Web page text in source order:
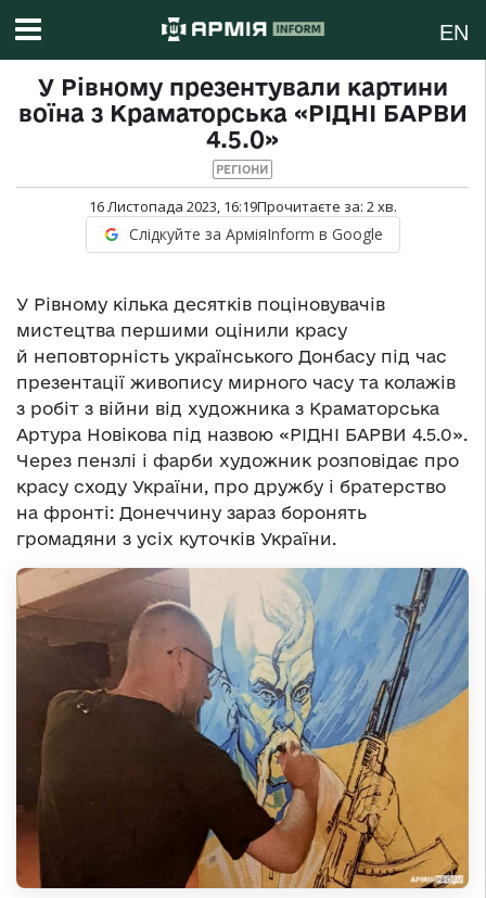
EN
У Рівному презентували картини
воїна з Краматорська «РІДНІ БАРВИ
4.5.0»
РЕГІОНИ
16 Листопада 2023, 16:19Прочитаєте за: 2хв.
Слідкуйте за АрміяInform в Google
У Рівному кілька десятків поціновувачів
мистецтва першими оцінили красу
й неповторність українського Донбасу під час
презентації живопису мирного часу та колажів
з робіт з війни від художника з Краматорська
Артура Новікова під назвою «РІДНІ БАРВИ 4.5.0».
Через пензлі і фарби художник розповідає про
красу сходу України, про дружбу і братерство
на фронті: Донеччину зараз боронять
громадяни з усіх куточків України.